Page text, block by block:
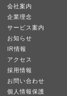
会社案内
企業理念
サービス案内
お知らせ
IR情報
アクセス
採用情報
お問い合わせ
個人情報保護